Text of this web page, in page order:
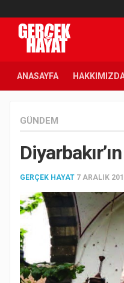
ANASAYFA
GÜNDEM
GERÇEK HAYAT 7 ARALIK